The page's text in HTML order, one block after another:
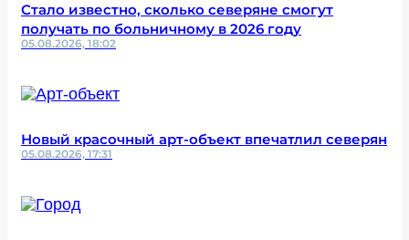
Стало известно, сколько северяне смогут
получать по больничному в 2026 году
05.08.2026, 18:02
Новый красочный арт-объект впечатлил северян
05.08.2026, 17:31